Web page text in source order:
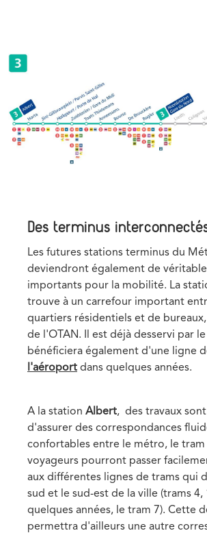
Media
Image
Des terminus
Les futures stations terminus du
deviendront également de
importants pour la mobilité. La
trouve à un carrefour important
quartiers résidentiels et de
de l'OTAN. Il est déjà desservi par
bénéficiera également d'une ligne
l'aéroport dans quelques années.
Text
A la station Albert, des travaux
d'assurer des correspondances
confortables entre le métro, le tram
voyageurs pourront passer
aux différentes lignes de trams qui
sud et le sud-est de la ville (trams 4,
quelques années, le tram 7). Cette
permettra d'ailleurs une autre